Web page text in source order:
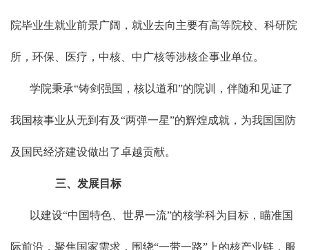
院毕业生就业前景广阔，就业去向主要有高等院校、科研院
所，环保、医疗，中核、中广核等涉核企事业单位。
学院秉承“铸剑强国，核以道和”的院训，伴随和见证了
我国核事业从无到有及“两弹一星”的辉煌成就，为我国国防
及国民经济建设做出了卓越贡献。
三、发展目标
以建设“中国特色、世界一流”的核学科为目标，瞄准国
际前沿，聚焦国家需求，围绕“一带一路”上的核产业链，服